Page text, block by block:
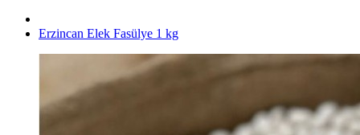
Erzincan Elek Fasülye 1 kg